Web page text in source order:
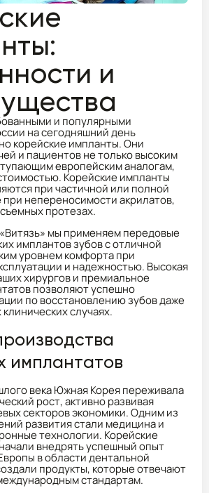
и
и популярными
на сегодняшний день
корейские импланты. Они
и пациентов не только высоким
европейским аналогам,
Корейские импланты
при частичной или полной
при непереносимости акрилатов,
протезах.
мы применяем передовые
имплантов зубов с отличной
уровнем комфорта при
и надежностью. Высокая
хирургов и премиальное
позволяют успешно
по восстановлению зубов даже
случаях.
имплантатов
века Южная Корея переживала
рост, активно развивая
секторов экономики. Одним из
развития стали медицина и
технологии. Корейские
внедрять успешный опыт
в области дентальной
продукты, которые отвечают
стандартам.